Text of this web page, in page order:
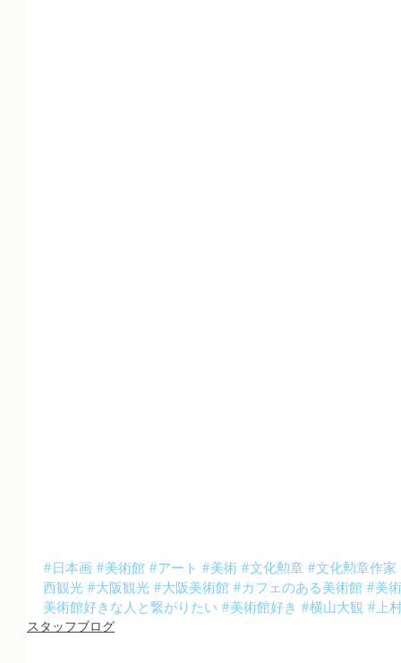
#日本画 #美術館 #アート #美術 #文化勲章 #文化勲章作家
西観光 #大阪観光 #大阪美術館 #カフェのある美術館 #美
美術館好きな人と繋がりたい #美術館好き #横山大観 #上
スタッフブログ